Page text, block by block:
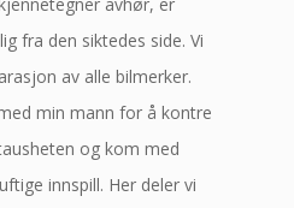
fra den siktedes side. Vi
av alle bilmerker.
min mann for å kontre
og kom med
innspill. Her deler vi